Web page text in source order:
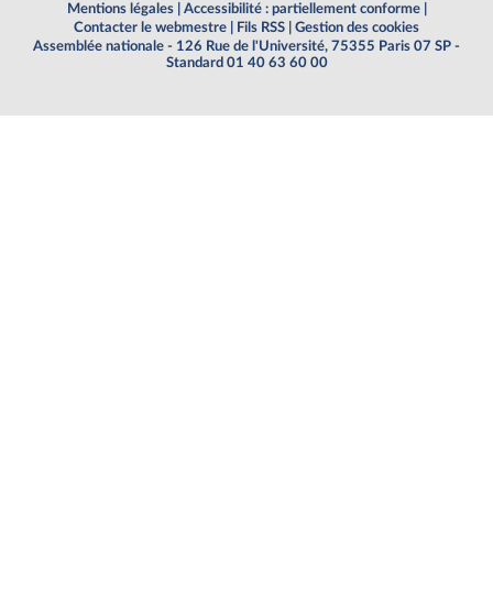
Mentions légales
Accessibilité : partiellement conforme
Contacter le webmestre
Fils RSS
Gestion des cookies
Assemblée nationale - 126 Rue de l'Université, 75355 Paris 07 SP -
Standard 01 40 63 60 00